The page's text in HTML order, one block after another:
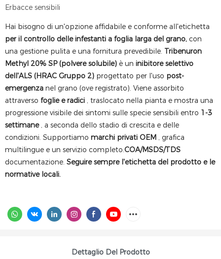
Erbacce sensibili
Hai bisogno di un'opzione affidabile e conforme all'etichetta
per il controllo delle infestanti a foglia larga del grano, con
una gestione pulita e una fornitura prevedibile. Tribenuron
Methyl 20% SP (polvere solubile) è un inibitore selettivo
dell'ALS (HRAC Gruppo 2) progettato per l'uso post-
emergenza nel grano (ove registrato). Viene assorbito
attraverso foglie e radici , traslocato nella pianta e mostra una
progressione visibile dei sintomi sulle specie sensibili entro 1-3
settimane, a seconda dello stadio di crescita e delle
condizioni. Supportiamo marchi privati ​​OEM , grafica
multilingue e un servizio completo.COA/MSDS/TDS
documentazione. Seguire sempre l'etichetta del prodotto e le
normative locali.
Dettaglio Del Prodotto